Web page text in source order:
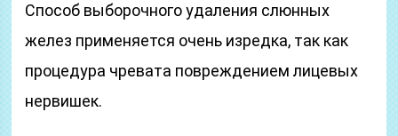
Способ выборочного удаления слюнных
желез применяется очень изредка, так как
процедура чревата повреждением лицевых
нервишек.